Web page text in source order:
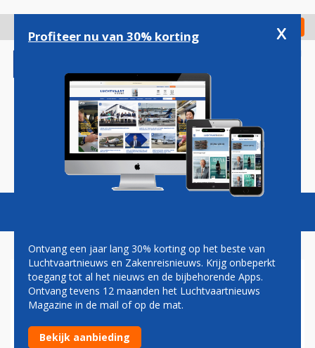
gaan
Check in
Magazine Podcasts Vacatures
BIJNA VERDUBBELING
SALARISSEN VAN SOMMIGE
PILOTEN IN DE VS
Profiteer nu van 30% korting x
Ontvang een jaar lang 30% korting op het beste van
Luchtvaartnieuws en Zakenreisnieuws. Krijg onbeperkt
toegang tot al het nieuws en de bijbehorende Apps.
Ontvang tevens 12 maanden het Luchtvaartnieuws
Magazine in de mail of op de mat.
Bekijk aanbieding